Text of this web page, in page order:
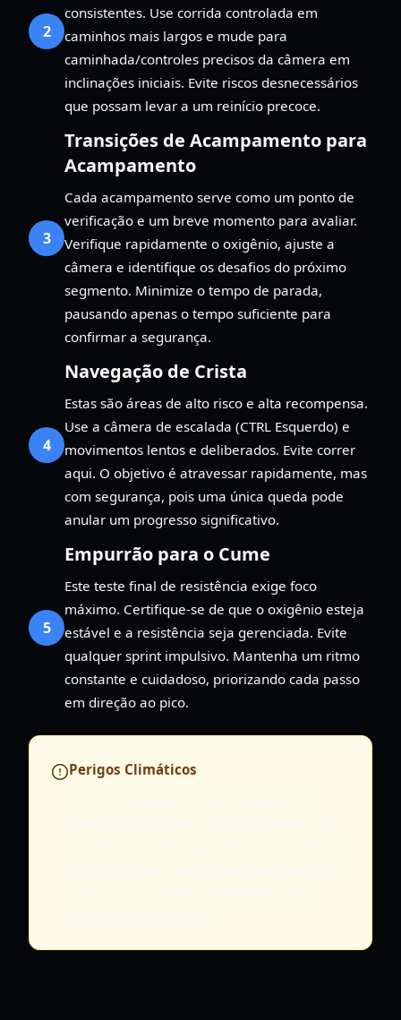
2
consistentes. Use corrida controlada em
caminhos mais largos e mude para
caminhada/controles precisos da câmera em
inclinações iniciais. Evite riscos desnecessários
que possam levar a um reinício precoce.
3
Transições de Acampamento para
Acampamento
Cada acampamento serve como um ponto de
verificação e um breve momento para avaliar.
Verifique rapidamente o oxigênio, ajuste a
câmera e identifique os desafios do próximo
segmento. Minimize o tempo de parada,
pausando apenas o tempo suficiente para
confirmar a segurança.
4
Navegação de Crista
Estas são áreas de alto risco e alta recompensa.
Use a câmera de escalada (CTRL Esquerdo) e
movimentos lentos e deliberados. Evite correr
aqui. O objetivo é atravessar rapidamente, mas
com segurança, pois uma única queda pode
anular um progresso significativo.
5
Empurrão para o Cume
Este teste final de resistência exige foco
máximo. Certifique-se de que o oxigênio esteja
estável e a resistência seja gerenciada. Evite
qualquer sprint impulsivo. Mantenha um ritmo
constante e cuidadoso, priorizando cada passo
em direção ao pico.
Perigos Climáticos